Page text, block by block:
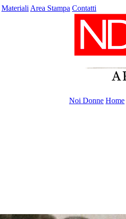
Materiali Area Stampa Contatti
Noi Donne Home